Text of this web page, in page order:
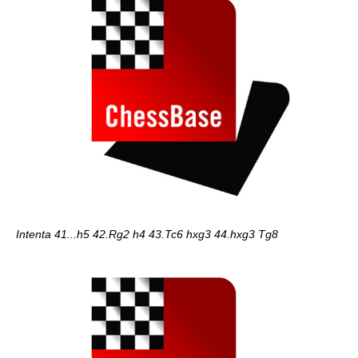
Intenta 41...h5 42.Rg2 h4 43.Tc6 hxg3 44.hxg3 Tg8